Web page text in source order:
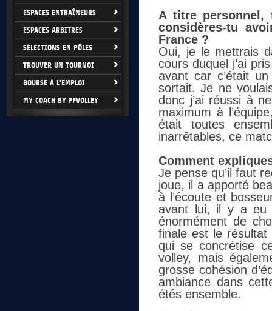
ESPACES ENTRAÎNEURS
ESPACES ARBITRES
SÉLECTIONS EN PÔLES
TROUVER UN TOURNOI
BOURSE À L'EMPLOI
MY COACH BY FFVOLLEY
A titre personnel,
considères-tu
France ?
Oui, je le mettrais
cours duquel j’ai
avant car c’était
sortait. Je ne
donc j’ai réussi à
maximum à
était toutes
inarrêtables, ce
Comment
Je pense qu’il faut
joue, il a apporté
à l’écoute et
avant lui, il y a eu
énormément de
finale est le résultat
qui se concrétise
volley, mais
grosse cohésion
ambiance dans
étés ensemble.